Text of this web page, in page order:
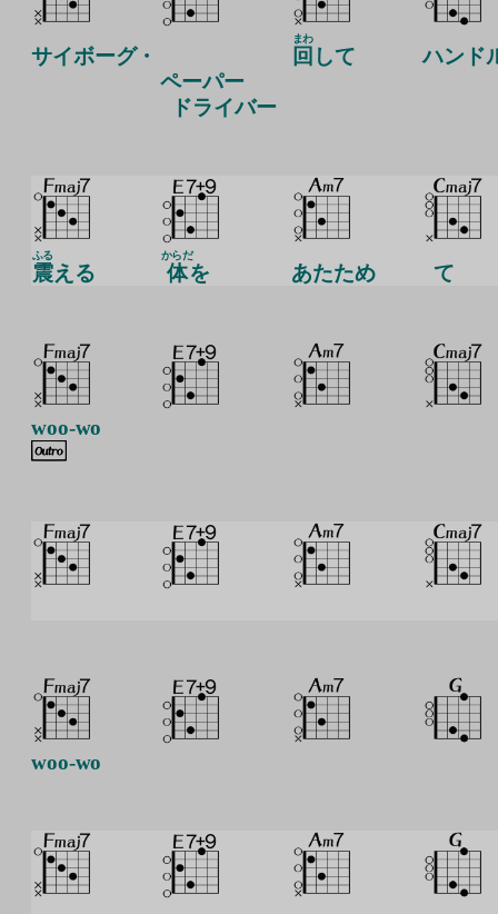
サイボーグ・
ペーパー
ドライバー
回
まわ
して ハンド
震
ふる
える 体
からだ
を あたため て
woo-wo
woo-wo